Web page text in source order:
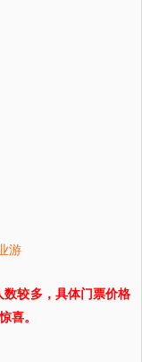
游
较多，具体门票价格
喜。